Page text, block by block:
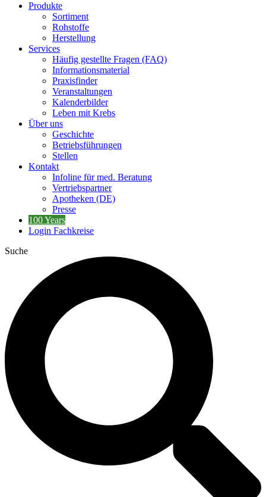
Produkte
Sortiment
Rohstoffe
Herstellung
Services
Häufig gestellte Fragen (FAQ)
Informationsmaterial
Praxisfinder
Veranstaltungen
Kalenderbilder
Leben mit Krebs
Über uns
Geschichte
Betriebsführungen
Stellen
Kontakt
Infoline für med. Beratung
Vertriebspartner
Apotheken (DE)
Presse
100 Years
Login Fachkreise
Suche